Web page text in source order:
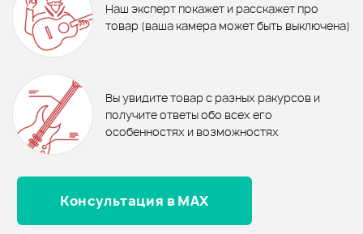
Ожидается
30 ₽
Батарейки GoPower LR6/AA
В корзину
30 ₽
Батарейки GoPower LR03/AAA
Отзывы
0.0
Оценка5
Оценка4
Наш эксперт покажет и расскажет про
товар (ваша камера может быть выключена)
Вы увидите товар с разных ракурсов и
получите ответы обо всех его
особенностях и возможностях
Консультация в MAX